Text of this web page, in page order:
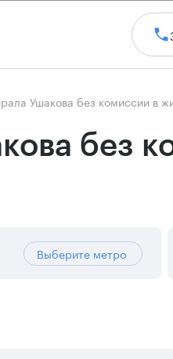
Ушакова без комиссии в
без
Выберите метро